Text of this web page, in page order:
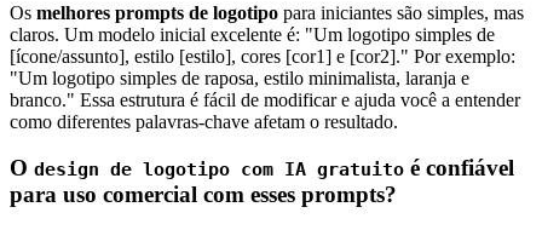
Os melhores prompts de logotipo para iniciantes são simples, mas
claros. Um modelo inicial excelente é: "Um logotipo simples de
[ícone/assunto], estilo [estilo], cores [cor1] e [cor2]." Por exemplo:
"Um logotipo simples de raposa, estilo minimalista, laranja e
branco." Essa estrutura é fácil de modificar e ajuda você a entender
como diferentes palavras-chave afetam o resultado.
O design de logotipo com IA gratuito é confiável
para uso comercial com esses prompts?